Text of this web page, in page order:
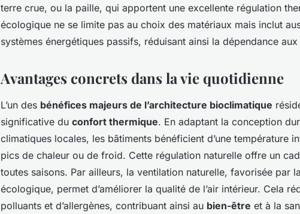
terre crue, ou la paille, qui apportent une excellente régulation
écologique ne se limite pas au choix des matériaux mais inclut
systèmes énergétiques passifs, réduisant ainsi la dépendance
Avantages concrets dans la vie quotidienne
L’un des bénéfices majeurs de l’architecture bioclimatique
significative du confort thermique. En adaptant la conception
climatiques locales, les bâtiments bénéficient d’une température
pics de chaleur ou de froid. Cette régulation naturelle offre un
toutes saisons. Par ailleurs, la ventilation naturelle, favorisée par
écologique, permet d’améliorer la qualité de l’air intérieur. Cela
polluants et d’allergènes, contribuant ainsi au bien-être et à la